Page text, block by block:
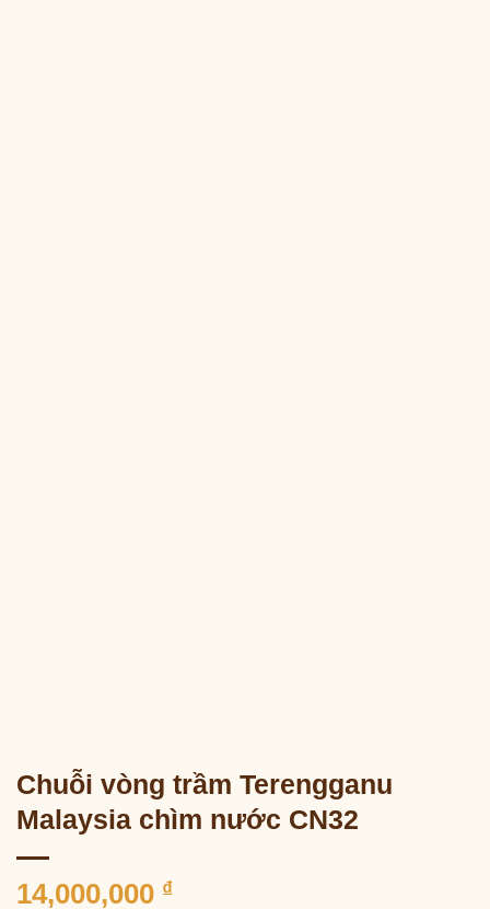
Chuỗi vòng trầm Terengganu
Malaysia chìm nước CN32
14,000,000 ₫